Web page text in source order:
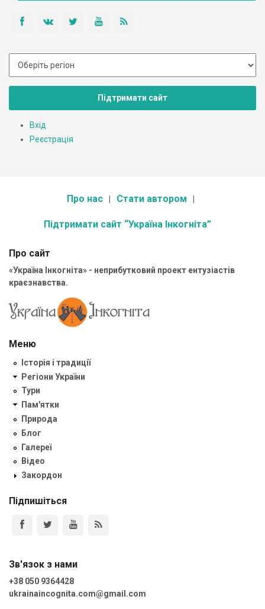
Підтримати сайт
Вхід
Реєстрація
Про нас Стати автором
Підтримати сайт “Україна Інкогніта”
Про сайт
«Україна Інкогніта» - неприбутковий проект ентузіастів
краєзнавства.
Меню
Історія і традиції
Регіони України
Тури
Пам'ятки
Природа
Блог
Галереї
Відео
Закордон
Підпишіться
Зв'язок з нами
+38 050 9364428
ukrainaincognita.com@gmail.com